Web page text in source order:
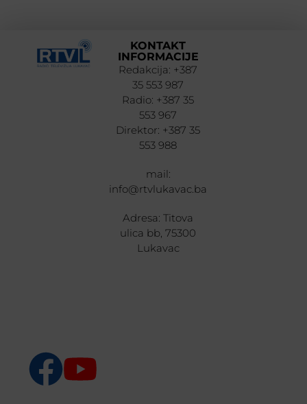
KONTAKT
INFORMACIJE
Redakcija: +387
35 553 987
Radio: +387 35
553 967
Direktor: +387 35
553 988
mail:
info@rtvlukavac.ba
Adresa: Titova
ulica bb, 75300
Lukavac